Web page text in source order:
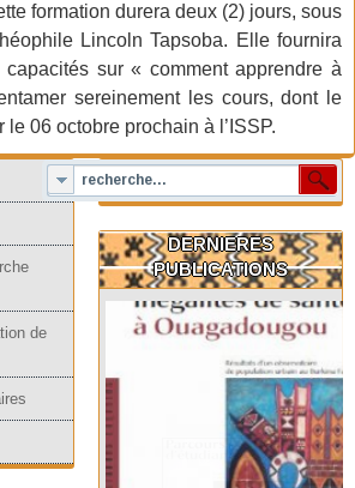
formation durera deux (2) jours, sous
Lincoln Tapsoba. Elle fournira
sur « comment apprendre à
sereinement les cours, dont le
06 octobre prochain à l’ISSP.
de
DERNIERES
PUBLICATIONS